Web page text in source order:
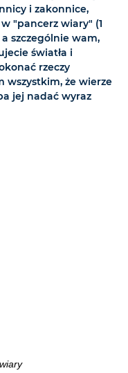
i zakonnice,
"pancerz wiary" (1
szczególnie wam,
światła i
rzeczy
wszystkim, że wierze
jej nadać wyraz